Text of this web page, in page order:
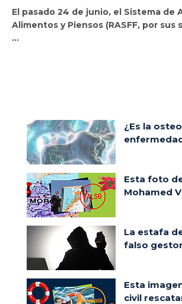
El pasado 24 de junio, el Sistema de
Alimentos y Piensos (RASFF, por sus
…
¿Es la
Esta foto
Mohamed
La estafa
falso
Esta
civil